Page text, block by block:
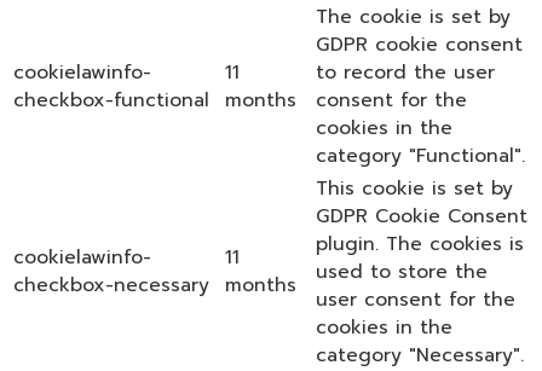
cookielawinfo-
checkbox-functional
11
months
The cookie is set by
GDPR cookie consent
to record the user
consent for the
cookies in the
category "Functional".
cookielawinfo-
checkbox-necessary
11
months
This cookie is set by
GDPR Cookie Consent
plugin. The cookies is
used to store the
user consent for the
cookies in the
category "Necessary".